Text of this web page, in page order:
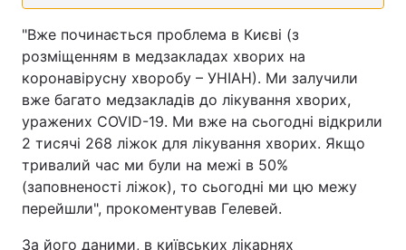
"Вже починається проблема в Києві (з
розміщенням в медзакладах хворих на
коронавірусну хворобу – УНІАН). Ми залучили
вже багато медзакладів до лікування хворих,
уражених COVID-19. Ми вже на сьогодні відкрили
2 тисячі 268 ліжок для лікування хворих. Якщо
тривалий час ми були на межі в 50%
(заповненості ліжок), то сьогодні ми цю межу
перейшли", прокоментував Гелевей.
За його даними, в київських лікарнях